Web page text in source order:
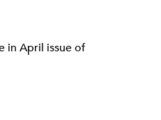
in April issue of